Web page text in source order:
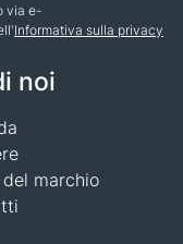
via e-
Informativa sulla privacy
noi
marchio